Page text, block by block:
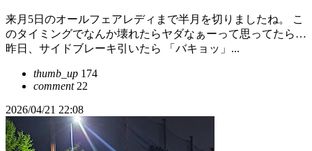
来月5日のオールフェアレディまで半月を切りましたね。 こ
のタイミングでなんか壊れたらヤダなぁーって思ってたら…
昨日、サイドブレーキ引いたら 「バキョッ」...
thumb_up 174
comment22
2026/04/21 22:08